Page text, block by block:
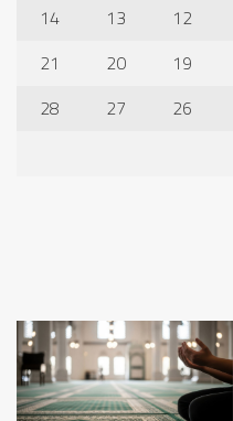
12
13
14
19
20
21
26
27
28